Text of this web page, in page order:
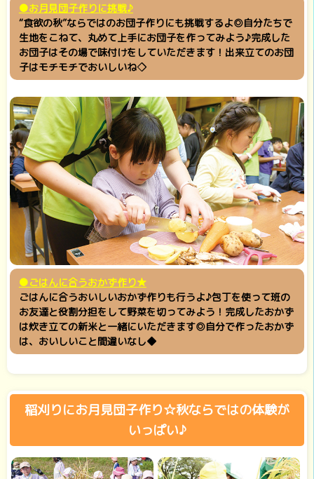
●お月見団子作りに挑戦♪
“食欲の秋”ならではのお団子作りにも挑戦するよ◎自分たちで
生地をこねて、丸めて上手にお団子を作ってみよう♪完成した
お団子はその場で味付けをしていただきます！出来立てのお団
子はモチモチでおいしいね◇
●ごはんに合うおかず作り★
ごはんに合うおいしいおかず作りも行うよ♪包丁を使って班の
お友達と役割分担をして野菜を切ってみよう！完成したおかず
は炊き立ての新米と一緒にいただきます◎自分で作ったおかず
は、おいしいこと間違いなし◆
稲刈りにお月見団子作り☆秋ならではの体験が
いっぱい♪